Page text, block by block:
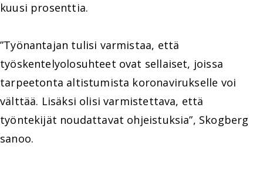
kuusi prosenttia.
”Työnantajan tulisi varmistaa, että
työskentelyolosuhteet ovat sellaiset, joissa
tarpeetonta altistumista koronavirukselle voi
välttää. Lisäksi olisi varmistettava, että
työntekijät noudattavat ohjeistuksia”, Skogberg
sanoo.